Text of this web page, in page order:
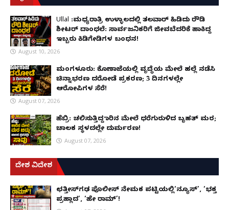
Ullal :ಮಧ್ಯರಾತ್ರಿ ಉಳ್ಳಾಲದಲ್ಲಿ ತಲವಾರ್ ಹಿಡಿದು ರೌಡಿ
ಶೀಟರ್ ದಾಂಧಲೆ: ಸಾರ್ವಜನಿಕರಿಗೆ ಜೀವಬೆದರಿಕೆ ಹಾಕಿದ್ದ
ಇಬ್ಬರು ಕಿಡಿಗೇಡಿಗಳ ಬಂಧನ!
August 10, 2026
ಮಂಗಳೂರು: ಕೊಣಾಜೆಯಲ್ಲಿ ವೃದ್ಧೆಯ ಮೇಲೆ ಹಲ್ಲೆ ನಡೆಸಿ
ಚಿನ್ನಾಭರಣ ದರೋಡೆ ಪ್ರಕರಣ; 3 ದಿನಗಳಲ್ಲೇ
ಆರೋಪಿಗಳ ಸೆರೆ!
August 07, 2026
ಹೆಬ್ರಿ: ಚಲಿಸುತ್ತಿದ್ದ ಕಾರಿನ ಮೇಲೆ ಧರೆಗುರುಳಿದ ಬೃಹತ್ ಮರ;
ಚಾಲಕ ಸ್ಥಳದಲ್ಲೇ ದುರ್ಮರಣ!
August 07, 2026
ದೇಶ ವಿದೇಶ
ಛತ್ತೀಸ್‌ಗಢ ಪೊಲೀಸ್ ನೇಮಕ ಪಟ್ಟಿಯಲ್ಲಿ‘ನ್ಯೂಸ್’, ‘ಭಕ್ತ
ಪ್ರಹ್ಲಾದ’, ‘ಹೇ ರಾಮ್’!